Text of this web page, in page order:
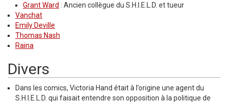
Grant Ward : Ancien collègue du S.H.I.E.L.D. et tueur
Vanchat
Emily Deville
Thomas Nash
Raina
Divers
Dans les comics, Victoria Hand était à l’origine une agent du
S.H.I.E.L.D. qui faisait entendre son opposition à la politique de